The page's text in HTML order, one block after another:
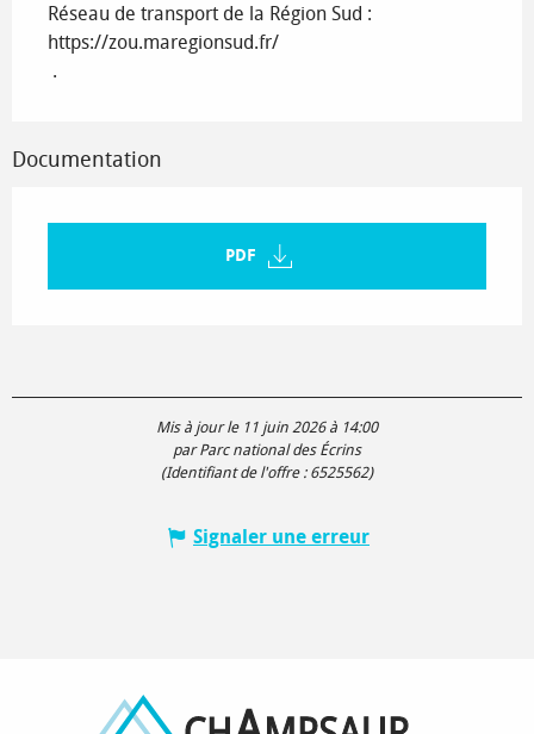
Réseau de transport de la Région Sud :
https://zou.maregionsud.fr/
.
Documentation
PDF
Mis à jour le 11 juin 2026 à 14:00
par Parc national des Écrins
(Identifiant de l'offre : 6525562)
Signaler une erreur